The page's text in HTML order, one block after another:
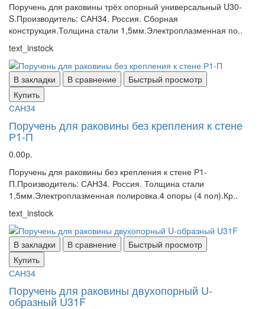
Поручень для раковины трёх опорный универсальный U30-
S.Производитель: САН34. Россия. Сборная
конструкция.Толщина стали 1,5мм.Электроплазменная по..
text_instock
В закладки В сравнение
Быстрый просмотр
Купить
САН34
Поручень для раковины без крепления к стене
Р1-П
0.00р.
Поручень для раковины без крепления к стене Р1-
П.Производитель: САН34. Россия. Толщина стали
1,5мм.Электроплазменная полировка.4 опоры (4 пол).Кр..
text_instock
В закладки В сравнение
Быстрый просмотр
Купить
САН34
Поручень для раковины двухопорный U-
образный U31F